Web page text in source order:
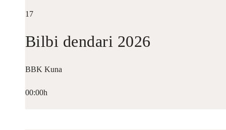
17
Bilbi dendari 2026
BBK Kuna
00:00h